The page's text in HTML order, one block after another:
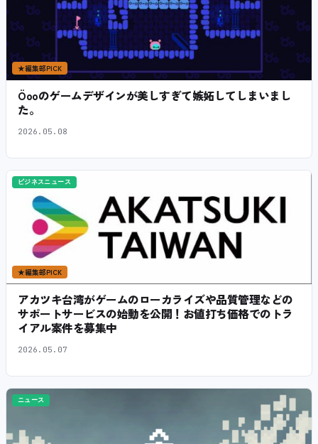
★編集部PICK
Öooのゲームデザインが美しすぎて嫉妬してしまいまし
た。
2026.05.08
ビジネスニュース
★編集部PICK
アカツキ台湾がゲームのローカライズや品質管理などの
サポートサービスの始動を公開！お値打ち価格でのトラ
イアル案件を募集中
2026.05.07
ニュース